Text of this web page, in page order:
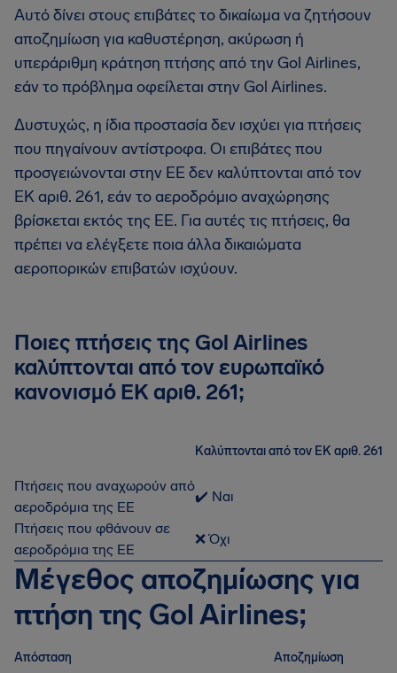
Αυτό δίνει στους επιβάτες το δικαίωμα να ζητήσουν
αποζημίωση για καθυστέρηση, ακύρωση ή
υπεράριθμη κράτηση πτήσης από την Gol Airlines,
εάν το πρόβλημα οφείλεται στην Gol Airlines.
Δυστυχώς, η ίδια προστασία δεν ισχύει για πτήσεις
που πηγαίνουν αντίστροφα. Οι επιβάτες που
προσγειώνονται στην ΕΕ δεν καλύπτονται από τον
ΕΚ αριθ. 261, εάν το αεροδρόμιο αναχώρησης
βρίσκεται εκτός της ΕΕ. Για αυτές τις πτήσεις, θα
πρέπει να ελέγξετε ποια άλλα δικαιώματα
αεροπορικών επιβατών ισχύουν.
Ποιες πτήσεις της Gol Airlines
καλύπτονται από τον ευρωπαϊκό
κανονισμό ΕΚ αριθ. 261;
Καλύπτονται από τον ΕΚ αριθ. 261
Πτήσεις που αναχωρούν από
αεροδρόμια της ΕΕ
✔️ Ναι
Πτήσεις που φθάνουν σε
αεροδρόμια της ΕΕ
❌ Όχι
Μέγεθος αποζημίωσης για
πτήση της Gol Airlines;
Απόσταση Αποζημίωση